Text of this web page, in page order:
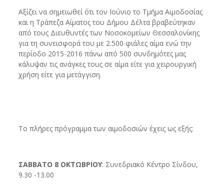
Αξίζει να σημειωθεί ότι τον Ιούνιο το Τμήμα Αιμοδοσίας
και η Τράπεζα Αίματος του Δήμου Δέλτα βραβεύτηκαν
από τους Διευθυντές των Νοσοκομείων Θεσσαλονίκης
για τη συνεισφορά του με 2.500 φιάλες αίμα ενώ την
περίοδο 2015-2016 πάνω από 500 συνδημότες μας
κάλυψαν τις ανάγκες τους σε αίμα είτε για χειρουργική
χρήση είτε για μετάγγιση.
Το πλήρες πρόγραμμα των αιμοδοσιών έχεις ως εξής:
ΣΑΒΒΑΤΟ 8 ΟΚΤΩΒΡΙΟΥ: Συνεδριακό Κέντρο Σίνδου,
9.30 -13.00